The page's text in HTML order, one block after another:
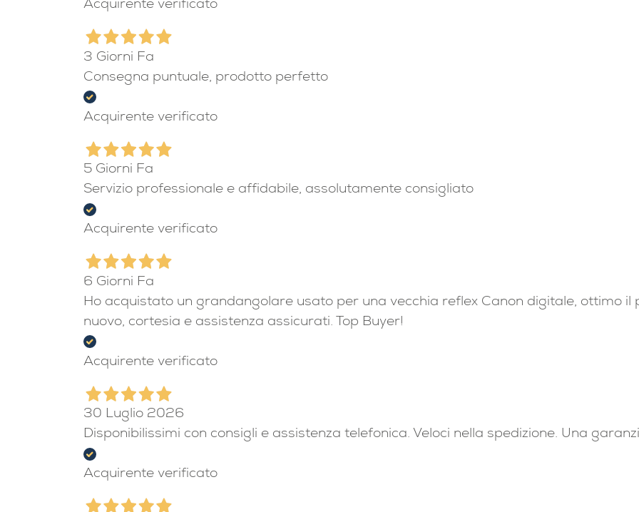
Acquirente verificato
3 Giorni Fa
Consegna puntuale, prodotto perfetto
Acquirente verificato
5 Giorni Fa
Servizio professionale e affidabile, assolutamente consigliato
Acquirente verificato
6 Giorni Fa
Ho acquistato un grandangolare usato per una vecchia reflex Canon digitale, ottimo il
nuovo, cortesia e assistenza assicurati. Top Buyer!
Acquirente verificato
30 Luglio 2026
Disponibilissimi con consigli e assistenza telefonica. Veloci nella spedizione. Una
Acquirente verificato